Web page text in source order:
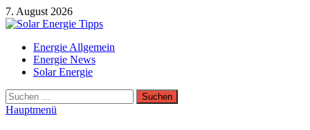
Zum
Inhalt
7. August 2026
Solar Energie Tipps
Solar Energie und Photovoltaik Informationen und Tipps
Energie Allgemein
Energie News
Solar Energie
Suchen
nach:
Hauptmenü